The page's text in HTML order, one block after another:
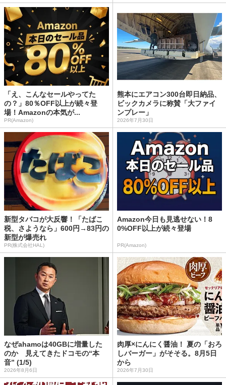
「え、こんなセールやってた
の？」80％OFF以上が続々登
場！Amazonの本気が...
PR(Amazon)
熊本にエアコン300台即日納品、
ビックカメラに称賛「大ファイ
ンプレー」
2026年7月30日
新型タバコが大反響！「たばこ
税、さようなら」600円→83円の
新型が爆売れ
PR(株式会社HAL)
Amazon今日も見逃せない！8
0%OFF以上が続々登場
PR(Amazon)
なぜahamoは40GBに増量した
のか 見えてきたドコモの“本
音” (1/5)
2026年8月6日
肉厚×にんにく醤油！ 夏の「おろ
しバーガー」がそそる。8月5日
から
2026年7月30日